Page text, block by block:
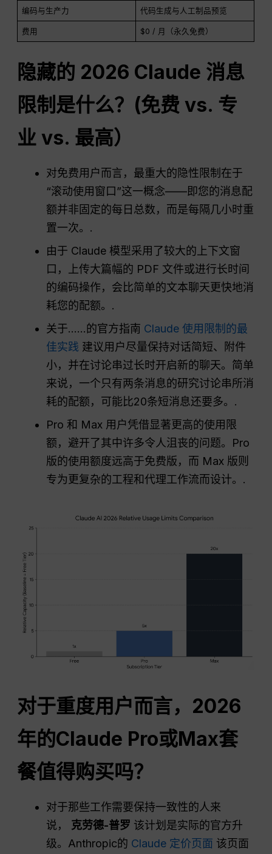
编码与生产力 代码生成与人工制品预览
费用 $0 / 月（永久免费）
隐藏的 2026 Claude 消息
限制是什么？(免费 vs. 专
业 vs. 最高）
对免费用户而言，最重大的隐性限制在于
“滚动使用窗口”这一概念——即您的消息配
额并非固定的每日总数，而是每隔几小时重
置一次。.
由于 Claude 模型采用了较大的上下文窗
口，上传大篇幅的 PDF 文件或进行长时间
的编码操作，会比简单的文本聊天更快地消
耗您的配额。.
关于……的官方指南 Claude 使用限制的最
佳实践 建议用户尽量保持对话简短、附件
小，并在讨论串过长时开启新的聊天。简单
来说，一个只有两条消息的研究讨论串所消
耗的配额，可能比20条短消息还要多。.
Pro 和 Max 用户凭借显著更高的使用限
额，避开了其中许多令人沮丧的问题。Pro
版的使用额度远高于免费版，而 Max 版则
专为更复杂的工程和代理工作流而设计。.
对于重度用户而言，2026
年的Claude Pro或Max套
餐值得购买吗？
对于那些工作需要保持一致性的人来
说， 克劳德-普罗 该计划是实际的官方升
级。Anthropic的 Claude 定价页面 该页面